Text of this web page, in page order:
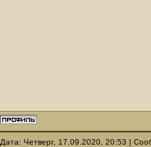
Дата: Четверг, 17.09.2020, 20:53 |